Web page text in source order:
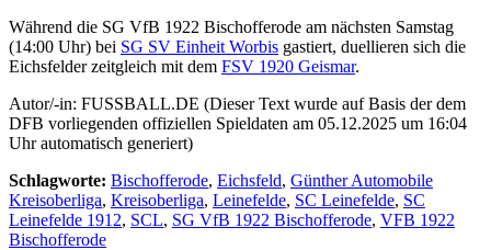
Während die SG VfB 1922 Bischofferode am nächsten Samstag
(14:00 Uhr) bei SG SV Einheit Worbis gastiert, duellieren sich die
Eichsfelder zeitgleich mit dem FSV 1920 Geismar.
Autor/-in: FUSSBALL.DE (Dieser Text wurde auf Basis der dem
DFB vorliegenden offiziellen Spieldaten am 05.12.2025 um 16:04
Uhr automatisch generiert)
Schlagworte: Bischofferode, Eichsfeld, Günther Automobile
Kreisoberliga, Kreisoberliga, Leinefelde, SC Leinefelde, SC
Leinefelde 1912, SCL, SG VfB 1922 Bischofferode, VFB 1922
Bischofferode